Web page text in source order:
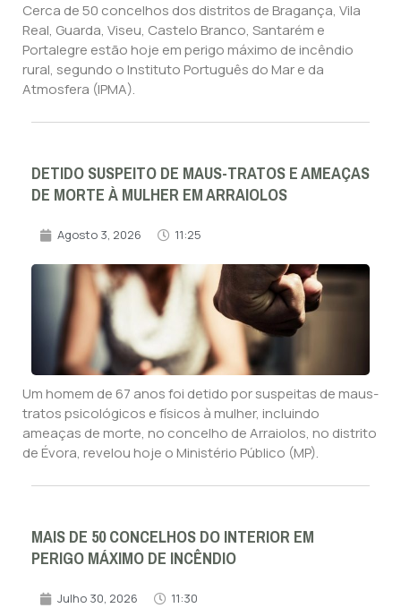
Cerca de 50 concelhos dos distritos de Bragança, Vila
Real, Guarda, Viseu, Castelo Branco, Santarém e
Portalegre estão hoje em perigo máximo de incêndio
rural, segundo o Instituto Português do Mar e da
Atmosfera (IPMA).
DETIDO SUSPEITO DE MAUS-TRATOS E AMEAÇAS
DE MORTE À MULHER EM ARRAIOLOS
Agosto 3, 2026 11:25
Um homem de 67 anos foi detido por suspeitas de maus-
tratos psicológicos e físicos à mulher, incluindo
ameaças de morte, no concelho de Arraiolos, no distrito
de Évora, revelou hoje o Ministério Público (MP).
MAIS DE 50 CONCELHOS DO INTERIOR EM
PERIGO MÁXIMO DE INCÊNDIO
Julho 30, 2026 11:30